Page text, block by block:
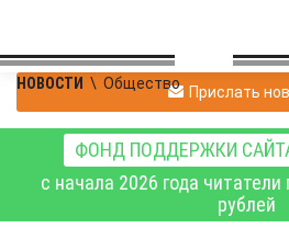
НОВОСТИ \ Общество Прислать
ФОНД ПОДДЕРЖКИ
с начала 2026 года
рублей